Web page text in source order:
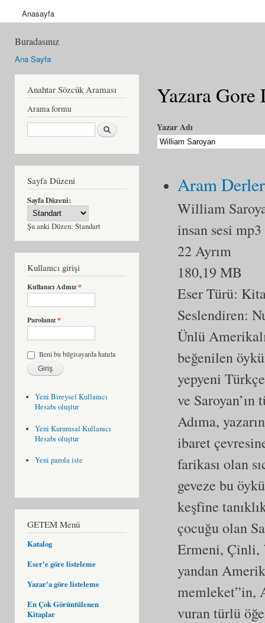
Anasayfa
Buradasınız
Ana Sayfa
Anahtar Sözcük Araması
Arama formu
Ara
Sayfa Düzeni
Sayfa Düzeni:
Şu anki Düzen: Standart
Kullanıcı girişi
Kullanıcı Adınız*
Parolanız*
Beni bu bilgisayarda hatırla
Yeni Bireysel Kullanıcı
Hesabı oluştur
Yeni Kurumsal Kullanıcı
Hesabı oluştur
Yeni parola iste
GETEM Menü
Katalog
Eser'e göre listeleme
Yazar'a göre listeleme
En Çok Görüntülenen
Kitaplar
Yazara Gore
Yazar Adı
Aram
William
insan sesi mp3
22 Ayrım
180,19 MB
Eser Türü:
Seslendiren:
Ünlü
beğenilen
yepyeni
ve
Adıma,
ibaret
farikası olan
geveze bu
keşfine
çocuğu olan
Ermeni, Çinli,
yandan
memleket”in,
vuran türlü